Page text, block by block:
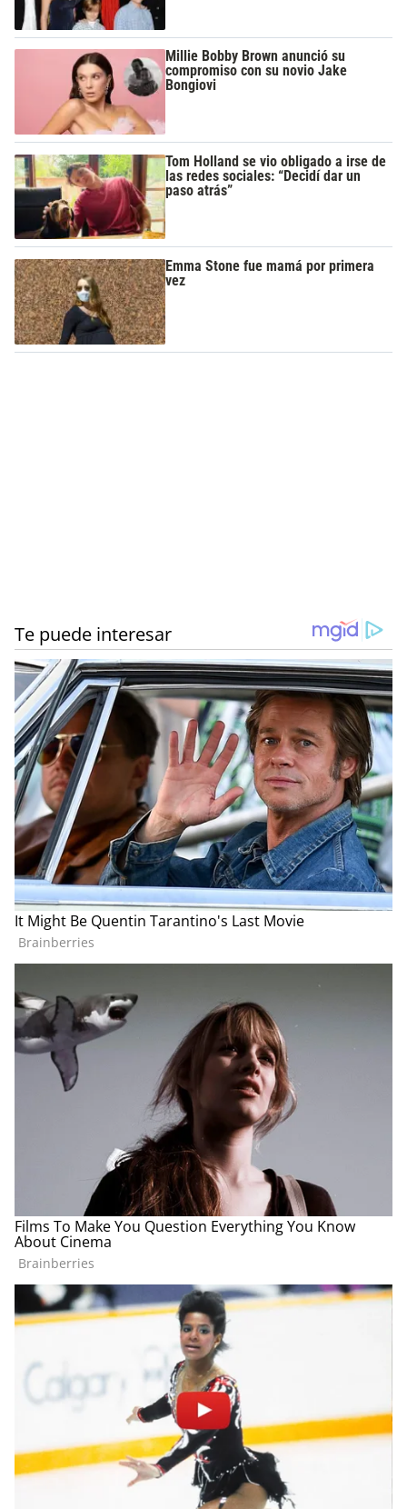
Millie Bobby Brown anunció su
compromiso con su novio Jake
Bongiovi
Tom Holland se vio obligado a irse de
las redes sociales: “Decidí dar un
paso atrás”
Emma Stone fue mamá por primera
vez